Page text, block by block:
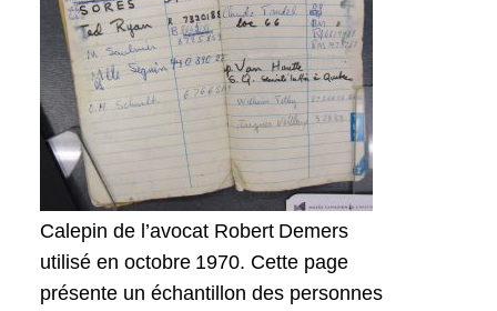
Calepin de l’avocat Robert Demers
utilisé en octobre 1970. Cette page
présente un échantillon des personnes